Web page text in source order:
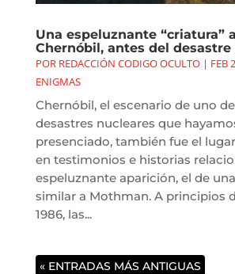
Una espeluznante “criatura”
Chernóbil, antes del desastre
POR REDACCIÓN CODIGO OCULTO| FEB
ENIGMAS
Chernóbil, el escenario de uno
desastres nucleares que
presenciado, también fue el
en testimonios e historias
espeluznante aparición, el de
similar a Mothman. A principios
1986, las...
« ENTRADAS MÁS ANTIGUAS